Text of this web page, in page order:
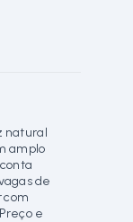
natural
amplo
de
com
e